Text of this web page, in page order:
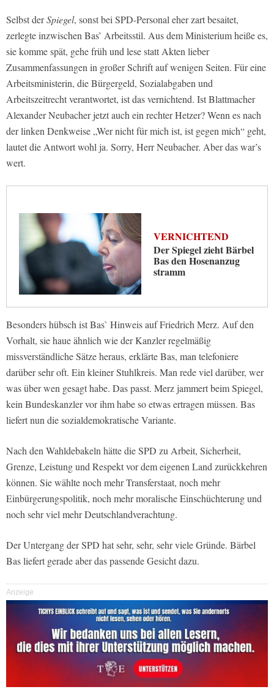
Selbst derSpiegel, sonst bei SPD-Personal eher zart besaitet,
zerlegte inzwischen Bas’ Arbeitsstil. Aus dem Ministerium heiße es,
sie komme spät, gehe früh und lese statt Akten lieber
Zusammenfassungen in großer Schrift auf wenigen Seiten. Für eine
Arbeitsministerin, die Bürgergeld, Sozialabgaben und
Arbeitszeitrecht verantwortet, ist das vernichtend. Ist Blattmacher
Alexander Neubacher jetzt auch ein rechter Hetzer? Wenn es nach
der linken Denkweise „Wer nicht für mich ist, ist gegen mich“ geht,
lautet die Antwort wohl ja. Sorry, Herr Neubacher. Aber das war’s
wert.
VERNICHTEND
Der Spiegel zieht Bärbel
Bas den Hosenanzug
stramm
Besonders hübsch ist Bas` Hinweis auf Friedrich Merz. Auf den
Vorhalt, sie haue ähnlich wie der Kanzler regelmäßig
missverständliche Sätze heraus, erklärte Bas, man telefoniere
darüber sehr oft. Ein kleiner Stuhlkreis. Man rede viel darüber, wer
was über wen gesagt habe. Das passt. Merz jammert beim Spiegel,
kein Bundeskanzler vor ihm habe so etwas ertragen müssen. Bas
liefert nun die sozialdemokratische Variante.
Nach den Wahldebakeln hätte die SPD zu Arbeit, Sicherheit,
Grenze, Leistung und Respekt vor dem eigenen Land zurückkehren
können. Sie wählte noch mehr Transferstaat, noch mehr
Einbürgerungspolitik, noch mehr moralische Einschüchterung und
noch sehr viel mehr Deutschlandverachtung.
Der Untergang der SPD hat sehr, sehr, sehr viele Gründe. Bärbel
Bas liefert gerade aber das passende Gesicht dazu.
Anzeige